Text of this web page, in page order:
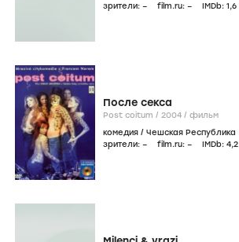
зрители: – film.ru: – IMDb: 1,6
После секса
Post coitum / 2004 / фильм
комедия / Чешская Республика
зрители: – film.ru: – IMDb: 4,2